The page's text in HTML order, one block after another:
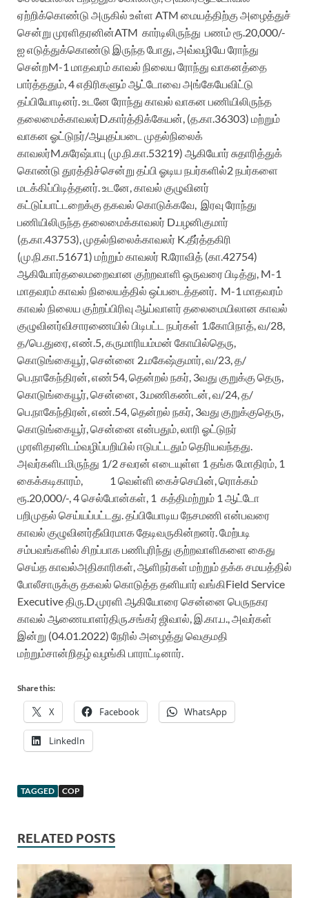
ஏற்றிக்கொண்டு அருகில் உள்ள ATM மையத்திற்கு அழைத்துச்
சென்று முரளிதரனின்ATM கார்டிலிருந்து பணம்ரூ.20,000/-
ஐஎடுத்துக்கொண்டு இருந்தபோது அவ்வழியே ரோந்து
சென்றM-1 மாதவரம்காவல் நிலைய ரோந்து வாகனத்தை
பார்த்ததும் 4எதிரிகளும்ஆட்டோவை அங்கேயேவிட்டு
தப்பியோடினர் உடனே ரோந்து காவல் வாகன பணியிலிருந்த
தலைமைக்காவலர்D.கார்த்திக்கேயன் , (த.கா.36303) மற்றும்
வாகன ஓட்டுநர்/ஆயுதப்படை முதல்நிலைக்
காவலர்M. சுரேஷ்பாபு (மு.நி.கா.53219) ஆகியோர்சுதாரித்துக்
கொண்டு துரத்திச்சென்று தப்பி ஓடிய நபர்களில்2நபர்களை
மடக்கிப்பிடித்தனர் உடனே காவல் குழுவினர்
கட்டுப்பாட்டறைக்கு தகவல் கொடுக்கவே இரவ ரோந்து
பணியிலிருந்ததலைமைக்காவலர் D.பழனிகுமார்
(த.கா.43753) முதல்நிலைக்காவலர் K. தீர்த்தகிரி
(மு.நி.கா.51671) மற்றும்காவலர் R. ரோவித் (கா.42754)
ஆகியோர்தலைமறைவான குற்றவாளி ஒருவரைபிடித்து , M-1
மாதவரம்காவல் நிலையத்தில் ஒப்படைத்தனர் M-1 மாதவரம்
காவல் நிலைய குற்றப்பிரிவு ஆய்வாளர்தலைமையிலான காவல்
குழுவினர்விசாரணையில் பிடிபட்ட நபர்கள் 1.கோபிநாத், வ/28,
த/பெ.துரை , எண்.5, கருமாரியம்மன் கோயில்தெரு
கொடுங்கையூர் சென்னை 2.மகேஷ்குமார், வ/23, த/
பெ.நாகேந்திரன் , எண்54, தென்றல் நகர் , 3வது குறுக்கு தெரு
கொடுங்கையூர் சென்னை 3.மணிகண்டன், வ/24, த/
பெ.நாகேந்திரன் , எண்.54, தென்றல் நகர் , 3வது குறுக்குதெரு
கொடுங்கையூர் சென்னை என்பதும் லாரி ஓட்டுநர்
முரளிதரனிடம்வழிப்பறியில் ஈடுபட்டதும்தெரியவந்தது
அவர்களிடமிருந்து 1/2சவரன் எடையுள்ள 1 தங்கமோதிரம் , 1
கைக்கடிகாரம்
1 வெள்ளி கைச்செயின் ரொக்கம்
ரூ.20,000/-, 4செல்போன்கள் , 1 கத்திமற்றும் 1 ஆட்டோ
பறிமுதல் செய்யப்பட்டது தப்பியோடிய நேசமணி என்பவரை
காவல் குழுவினர்தீவிரமாகதேடிவருகின்றனர் மேற்படி
சம்பவங்களில் சிறப்பாகபணிபுரிந்து குற்றவாளிகளை கைது
செய்தகாவல்அதிகாரிகள் ஆளிநர்கள் மற்றும்தக்கசமயத்தில்
போலீசாருக்கு தகவல் கொடுத்ததனியார்வங்கிField Service
Executiveதிரு.D.முரளி ஆகியோரைசென்னை பெருநகர
காவல் ஆணையாளர்திரு.சங்கர்ஜிவால் இ.கா.ப அவர்கள்
இன்று (0401 .2022) நேரில் அழைத்து வெகுமதி
மற்றும்சான்றிதழ்வழங்கி பாராட்டினார்
Share this:
X Facebook WhatsApp
LinkedIn
TAGGED COP
RELATED POSTS